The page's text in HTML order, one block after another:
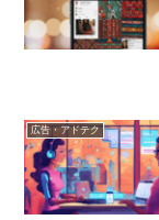
広告・アドテク